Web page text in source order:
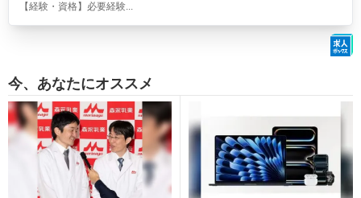
【経験・資格】必要経験...
今、あなたにオススメ